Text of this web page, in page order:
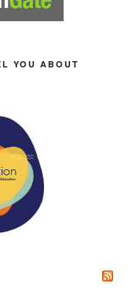
YOU ABOUT